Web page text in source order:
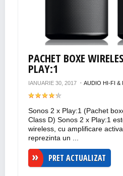
PACHET BOXE
PLAY:1
IANUARIE 30, 2017 AUDIO HI-FI &
Sonos 2 x Play:1 (Pachet
Class D) Sonos 2 x Play:1
wireless, cu amplificare
reprezinta un ...
PRET ACTUALIZAT